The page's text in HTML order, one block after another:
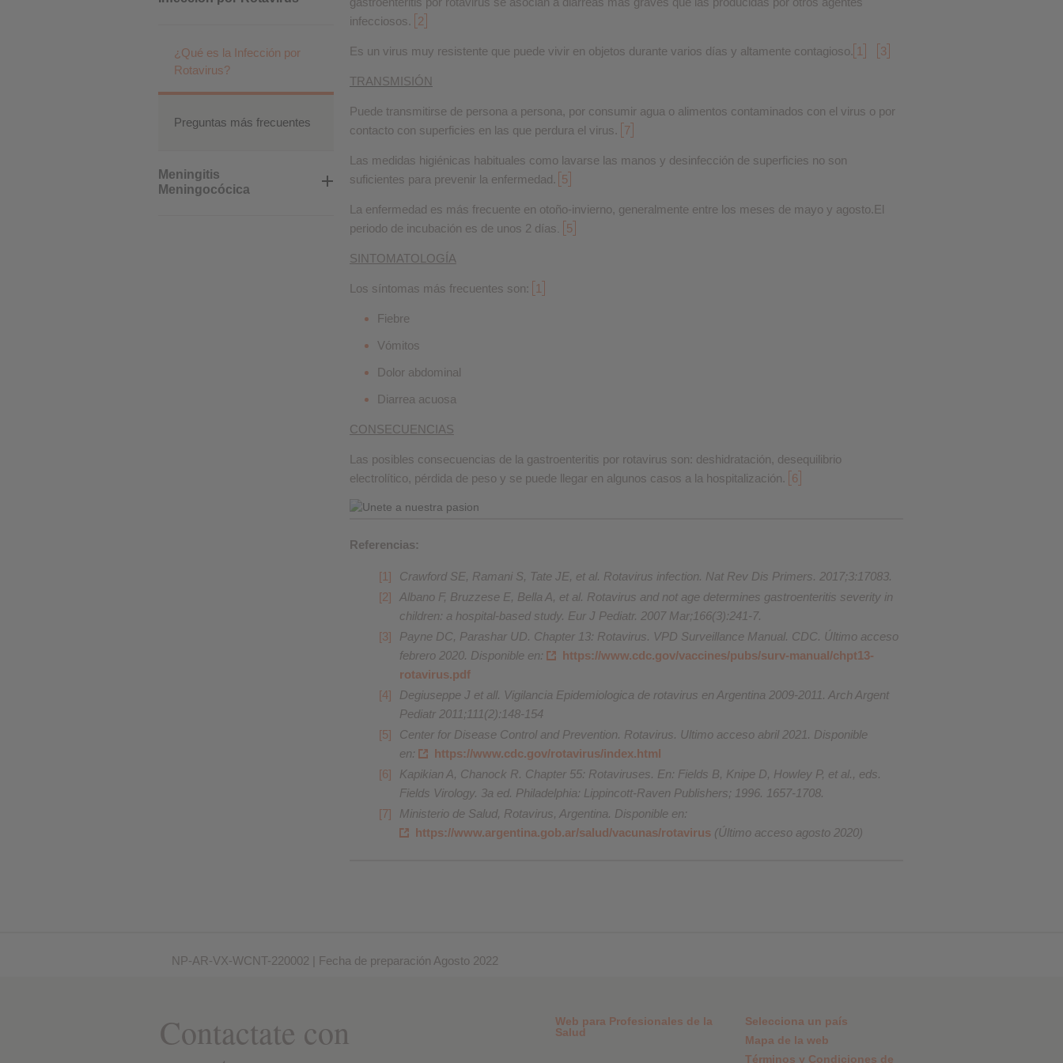
¿Qué es la Infección por
Rotavirus?
Preguntas más frecuentes
Meningitis
Meningocócica
infecciosos. 2
Es un virus muy resistente que puede vivir en objetos durante varios días y altamente contagioso. 1 3
TRANSMISIÓN
Puede transmitirse de persona a persona, por consumir agua o alimentos contaminados con el virus o por
contacto con superficies en las que perdura el virus. 7
Las medidas higiénicas habituales como lavarse las manos y desinfección de superficies no son
suficientes para prevenir la enfermedad. 5
La enfermedad es más frecuente en otoño-invierno, generalmente entre los meses de mayo y agosto.El
periodo de incubación es de unos 2 días
5
SINTOMATOLOGÍA
Los síntomas más frecuentes son: 1
Fiebre
Vómitos
Dolor abdominal
Diarrea acuosa
CONSECUENCIAS
Las posibles consecuencias de la gastroenteritis por rotavirus son: deshidratación, desequilibrio
electrolítico, pérdida de peso y se puede llegar en algunos casos a la hospitalización. 6
Referencias:
Crawford SE, Ramani S, Tate JE, et al. Rotavirus infection. Nat Rev Dis Primers. 2017;3:17083.
Albano F, Bruzzese E, Bella A, et al. Rotavirus and not age determines gastroenteritis severity in
children: a hospital-based study. Eur J Pediatr. 2007 Mar;166(3):241-7.
Payne DC, Parashar UD. Chapter 13: Rotavirus. VPD Surveillance Manual. CDC. Último acceso
febrero 2020. Disponible en:
https://www.cdc.gov/vaccines/pubs/surv-manual/chpt13-
rotavirus.pdf
Degiuseppe J et all. Vigilancia Epidemiologica de rotavirus en Argentina 2009-2011. Arch Argent
Pediatr 2011;111(2):148-154
Center for Disease Control and Prevention. Rotavirus. Ultimo acceso abril 2021. Disponible
en:
https://www.cdc.gov/rotavirus/index.html
Kapikian A, Chanock R. Chapter 55: Rotaviruses. En: Fields B, Knipe D, Howley P, et al., eds.
Fields Virology. 3a ed. Philadelphia: Lippincott-Raven Publishers; 1996. 1657-1708.
Ministerio de Salud, Rotavirus, Argentina. Disponible en:
https://www.argentina.gob.ar/salud/vacunas/rotavirus(Último acceso agosto 2020)
NP-AR-VX-WCNT-220002 | Fecha de preparación Agosto 2022
Contactate con
Web para Profesionales de la
Salud
Selecciona un país
Mapa de la web
Términos y Condiciones de
Cookies publicitarias